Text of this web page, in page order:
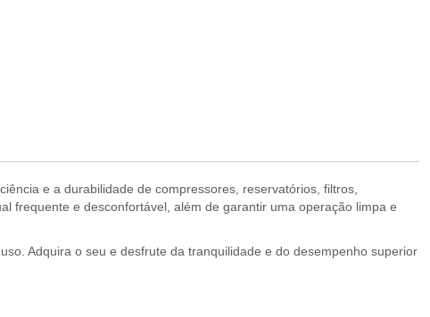
e a durabilidade de compressores, reservatórios, filtros,
frequente e desconfortável, além de garantir uma operação limpa e
Adquira o seu e desfrute da tranquilidade e do desempenho superior